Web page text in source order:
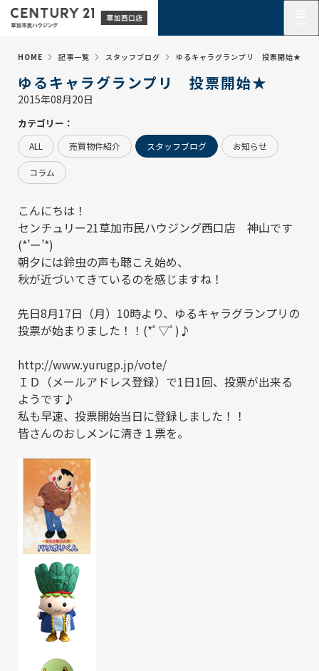
HOME 記事一覧 スタッフブログ ゆるキャラグランプリ 投票開始★
ゆるキャラグランプリ 投票開始★
2015年08月20日
カテゴリー：
ALL 売買物件紹介 スタッフブログ お知らせ
コラム
こんにちは！
センチュリー21草加市民ハウジング西口店 神山です
(*’ー’*)
朝夕には鈴虫の声も聴こえ始め、
秋が近づいてきているのを感じますね！
先日8月17日（月）10時より、ゆるキャラグランプリの
投票が始まりました！！(*ﾟ▽ﾟ)♪
http://www.yurugp.jp/vote/
ＩＤ（メールアドレス登録）で1日1回、投票が出来る
ようです♪
私も早速、投票開始当日に登録しました！！
皆さんのおしメンに清き１票を。